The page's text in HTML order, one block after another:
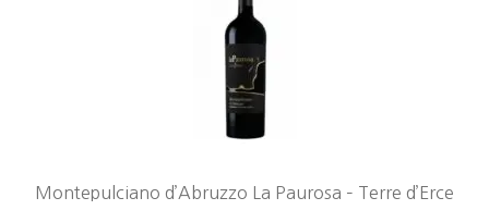
Montepulciano d’Abruzzo La Paurosa – Terre d’Erce